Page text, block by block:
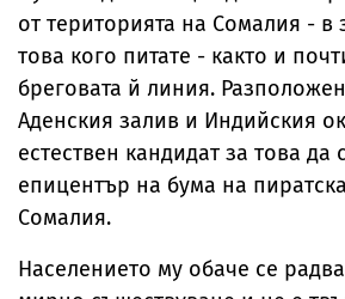
от територията на Сомалия - в
това кого питате - както и
бреговата й линия.
Аденския залив и Индийския
естествен кандидат за това да
епицентър на бума на
Сомалия.
Населението му обаче се